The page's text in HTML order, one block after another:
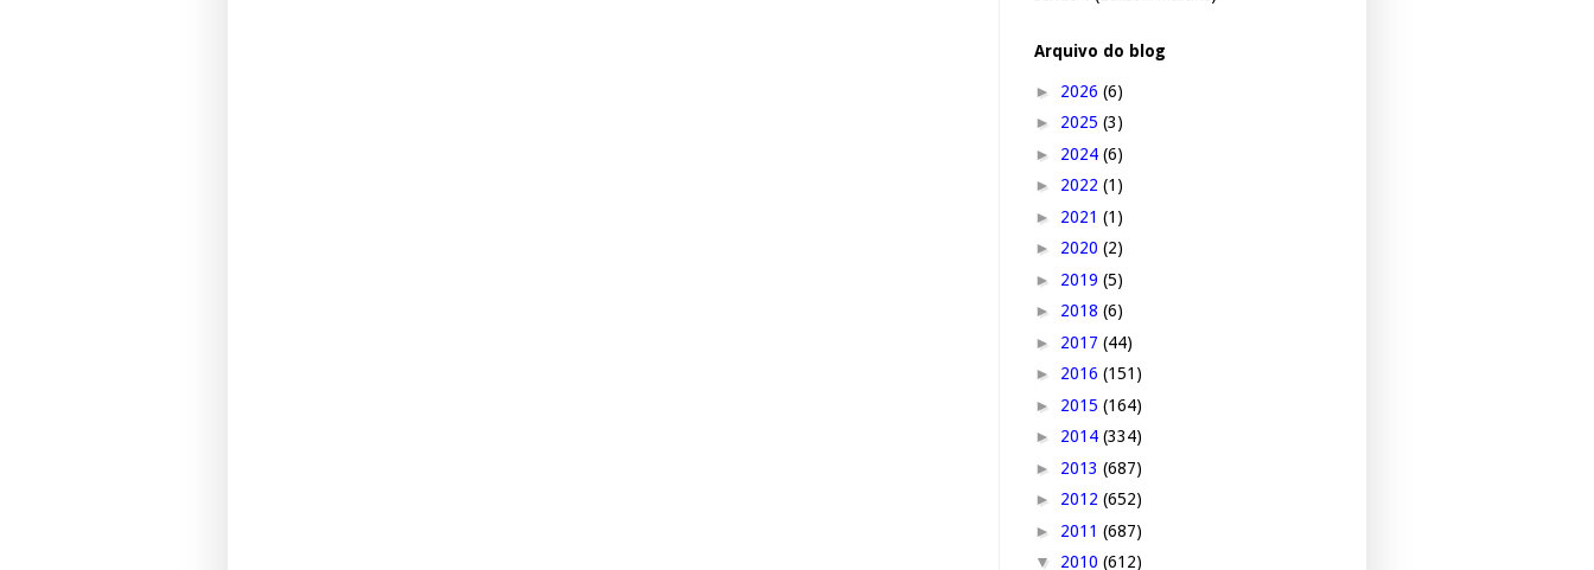
Arquivo do blog
► 2026 (6)
► 2025 (3)
► 2024 (6)
► 2022 (1)
► 2021 (1)
► 2020 (2)
► 2019 (5)
► 2018 (6)
► 2017 (44)
► 2016 (151)
► 2015 (164)
► 2014 (334)
► 2013 (687)
► 2012 (652)
► 2011 (687)
▼ 2010 (612)